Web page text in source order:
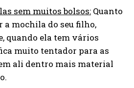
sem muitos bolsos: Quanto
a mochila do seu filho,
quando ela tem vários
muito tentador para as
ali dentro mais material